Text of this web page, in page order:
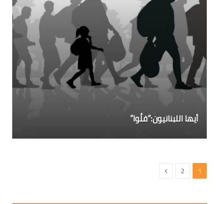
أيها اللبنانيون:”فلُوا”
1
2 التالي